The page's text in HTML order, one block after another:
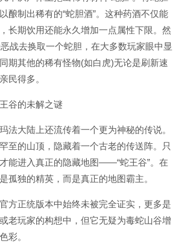
酿制出稀有的“蛇胆酒”。这种药酒不仅能
长期饮用还能永久增加一点属性下限。然
战去换取一个蛇胆，在大多数玩家眼中显
期其他的稀有怪物(如白虎)无论是刷新速
民得多。
的未解之谜
大陆上还流传着一个更为神秘的传说。
至的山顶，隐藏着一个古老的传送阵。只
能进入真正的隐藏地图——“蛇王谷”。在
孤独的精英，而是真正的地图霸主。
正统版本中始终未被完全证实，更多是
老玩家的构想中，但它无疑为毒蛇山谷增
彩。